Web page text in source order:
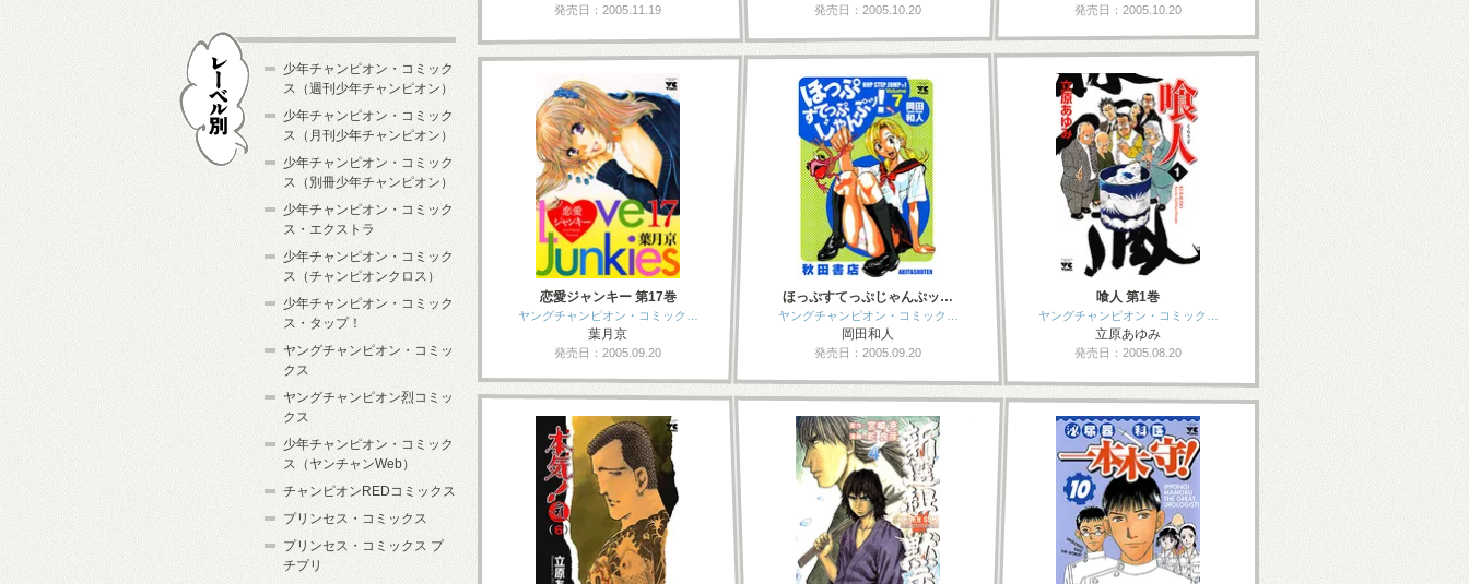
発売日：2005.11.19 発売日：2005.10.20 発売日：2005.10.20
恋愛ジャンキー 第17巻
ヤングチャンピオン・コミック…
葉月京
発売日：2005.09.20
ほっぷすてっぷじゃんぷッ…
ヤングチャンピオン・コミック…
岡田和人
発売日：2005.09.20
喰人 第1巻
ヤングチャンピオン・コミック…
立原あゆみ
発売日：2005.08.20
少年チャンピオン・コミック
ス（週刊少年チャンピオン）
少年チャンピオン・コミック
ス（月刊少年チャンピオン）
少年チャンピオン・コミック
ス（別冊少年チャンピオン）
少年チャンピオン・コミック
ス・エクストラ
少年チャンピオン・コミック
ス（チャンピオンクロス）
少年チャンピオン・コミック
ス・タップ！
ヤングチャンピオン・コミッ
クス
ヤングチャンピオン烈コミッ
クス
少年チャンピオン・コミック
ス（ヤンチャンWeb）
チャンピオンREDコミックス
プリンセス・コミックス
プリンセス・コミックス プ
チプリ